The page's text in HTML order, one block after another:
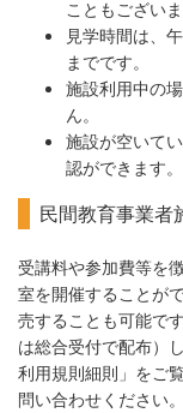
こともござい
見学時間は、
までです。
施設利用中の
ん。
施設が空いて
認ができます
民間教育事業者
受講料や参加費等を
室を開催することが
売することも可能で
は総合受付で配布）
利用規則細則」をご
問い合わせください。